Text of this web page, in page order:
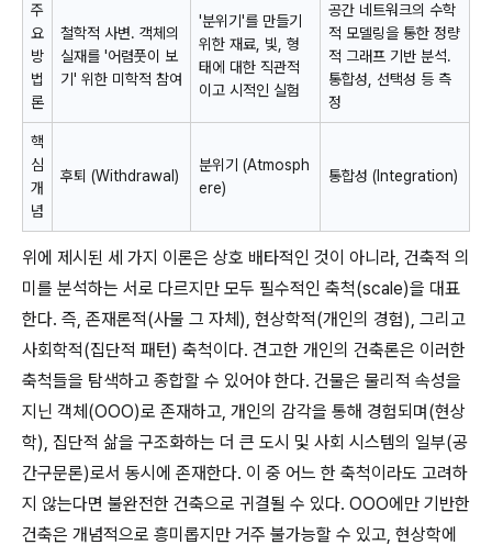
주
요
방
법
론
철학적 사변. 객체의
실재를 '어렴풋이 보
기' 위한 미학적 참여
'분위기'를 만들기
위한 재료, 빛, 형
태에 대한 직관적
이고 시적인 실험
공간 네트워크의 수학
적 모델링을 통한 정량
적 그래프 기반 분석.
통합성, 선택성 등 측
정
핵
심
개
념
후퇴 (Withdrawal)
분위기 (Atmosph
ere)
통합성 (Integration)
위에 제시된 세 가지 이론은 상호 배타적인 것이 아니라, 건축적 의
미를 분석하는 서로 다르지만 모두 필수적인 축척(scale)을 대표
한다. 즉, 존재론적(사물 그 자체), 현상학적(개인의 경험), 그리고
사회학적(집단적 패턴) 축척이다. 견고한 개인의 건축론은 이러한
축척들을 탐색하고 종합할 수 있어야 한다. 건물은 물리적 속성을
지닌 객체(OOO)로 존재하고, 개인의 감각을 통해 경험되며(현상
학), 집단적 삶을 구조화하는 더 큰 도시 및 사회 시스템의 일부(공
간구문론)로서 동시에 존재한다. 이 중 어느 한 축척이라도 고려하
지 않는다면 불완전한 건축으로 귀결될 수 있다. OOO에만 기반한
건축은 개념적으로 흥미롭지만 거주 불가능할 수 있고, 현상학에